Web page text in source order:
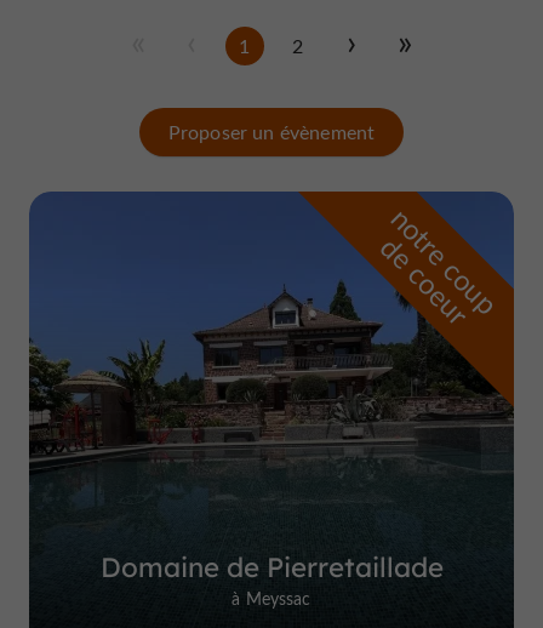
1 2
Proposer un évènement
n
o
t
r
e
c
o
u
p
d
e
c
o
e
u
r
Domaine de Pierretaillade
à Meyssac